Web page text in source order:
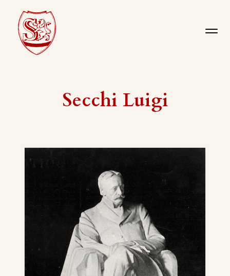
Secchi Luigi